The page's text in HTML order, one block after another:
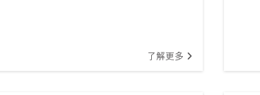
了解更多